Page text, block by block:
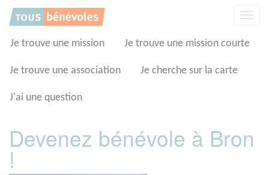
Je trouve une mission Je trouve une mission courte
Je trouve une association Je cherche sur la carte
J'ai une question
Devenez bénévole à Bron
!
Panneau de gestion des cookies